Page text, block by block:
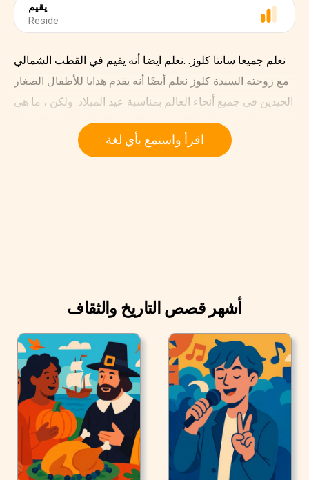
يقيم
Reside
نعلم جميعا سانتا كلوز. .نعلم ايضا أنه يقيم في القطب الشمالي
مع زوجته السيدة كلوز نعلم أيضًا أنه يقدم هدايا للأطفال الصغار
الجيدين في جميع أنحاء العالم بمناسبة عيد الميلاد. ولكن ، ما هي
القصة وراء هذا الرجل ذي اللحية البيضاء الكبير والبهيج؟
ظهر سانتا كلوز الحديث من التقاليد المحيطة بسانت نيكولاس
اقرأ واستمع بأي لغة
أشهر قصص التاريخ والثقاف